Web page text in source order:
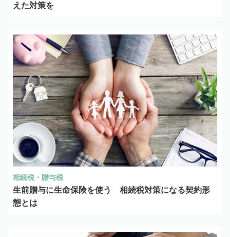
えた対策を
相続税・贈与税
生前贈与に生命保険を使う 相続税対策になる契約形
態とは